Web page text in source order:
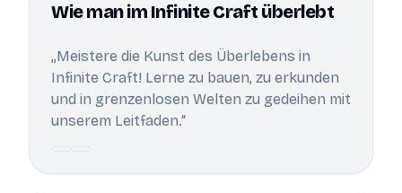
Wie man im Infinite Craft überlebt
„Meistere die Kunst des Überlebens in
Infinite Craft! Lerne zu bauen, zu erkunden
und in grenzenlosen Welten zu gedeihen mit
unserem Leitfaden.“